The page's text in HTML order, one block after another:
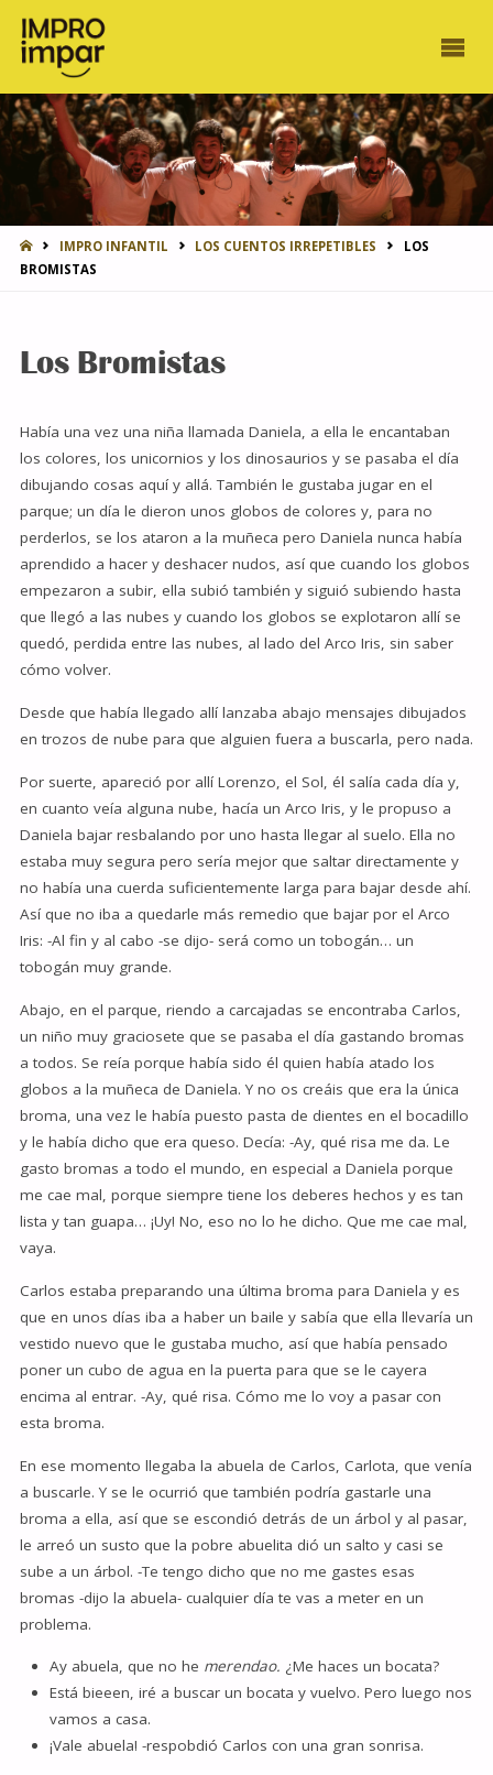
INICIOIMPRO INFANTIL LOS CUENTOS IRREPETIBLES
LOS
BROMISTAS
Los Bromistas
Había una vez una niña llamada Daniela, a ella le encantaban
los colores, los unicornios y los dinosaurios y se pasaba el día
dibujando cosas aquí y allá. También le gustaba jugar en el
parque; un día le dieron unos globos de colores y, para no
perderlos, se los ataron a la muñeca pero Daniela nunca había
aprendido a hacer y deshacer nudos, así que cuando los globos
empezaron a subir, ella subió también y siguió subiendo hasta
que llegó a las nubes y cuando los globos se explotaron allí se
quedó, perdida entre las nubes, al lado del Arco Iris, sin saber
cómo volver.
Desde que había llegado allí lanzaba abajo mensajes dibujados
en trozos de nube para que alguien fuera a buscarla, pero nada.
Por suerte, apareció por allí Lorenzo, el Sol, él salía cada día y,
en cuanto veía alguna nube, hacía un Arco Iris, y le propuso a
Daniela bajar resbalando por uno hasta llegar al suelo. Ella no
estaba muy segura pero sería mejor que saltar directamente y
no había una cuerda suficientemente larga para bajar desde ahí.
Así que no iba a quedarle más remedio que bajar por el Arco
Iris: -Al fin y al cabo -se dijo- será como un tobogán… un
tobogán muy grande.
Abajo, en el parque, riendo a carcajadas se encontraba Carlos,
un niño muy graciosete que se pasaba el día gastando bromas
a todos. Se reía porque había sido él quien había atado los
globos a la muñeca de Daniela. Y no os creáis que era la única
broma, una vez le había puesto pasta de dientes en el bocadillo
y le había dicho que era queso. Decía: -Ay, qué risa me da. Le
gasto bromas a todo el mundo, en especial a Daniela porque
me cae mal, porque siempre tiene los deberes hechos y es tan
lista y tan guapa… ¡Uy! No, eso no lo he dicho. Que me cae mal,
vaya.
Carlos estaba preparando una última broma para Daniela y es
que en unos días iba a haber un baile y sabía que ella llevaría un
vestido nuevo que le gustaba mucho, así que había pensado
poner un cubo de agua en la puerta para que se le cayera
encima al entrar. -Ay, qué risa. Cómo me lo voy a pasar con
esta broma.
En ese momento llegaba la abuela de Carlos, Carlota, que venía
a buscarle. Y se le ocurrió que también podría gastarle una
broma a ella, así que se escondió detrás de un árbol y al pasar,
le arreó un susto que la pobre abuelita dió un salto y casi se
sube a un árbol. -Te tengo dicho que no me gastes esas
bromas -dijo la abuela- cualquier día te vas a meter en un
problema.
Ay abuela, que no he merendao. ¿Me haces un bocata?
Está bieeen, iré a buscar un bocata y vuelvo. Pero luego nos
vamos a casa.
¡Vale abuela! -respobdió Carlos con una gran sonrisa.